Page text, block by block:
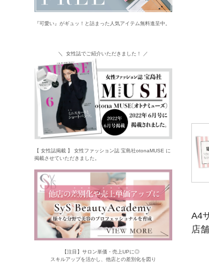
A4
店
『可愛い』がギュッ！と詰まった人気アイテム無料進呈中。
＼ 女性誌でご紹介いただきました！ ／
【 女性誌掲載 】 女性ファッション誌 宝島社otonaMUSE に
掲載させていただきました。
【注目】サロン単価・売上UPに◎
スキルアップを活かし、他店との差別化を図り